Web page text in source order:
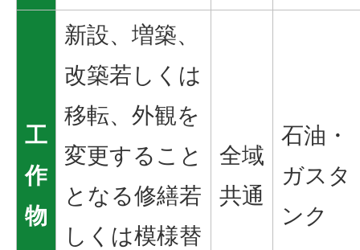
工
作
物
新設、増築、
改築若しくは
移転、外観を
変更すること
となる修繕若
しくは模様替
全域
共通
石油・
ガスタ
ンク